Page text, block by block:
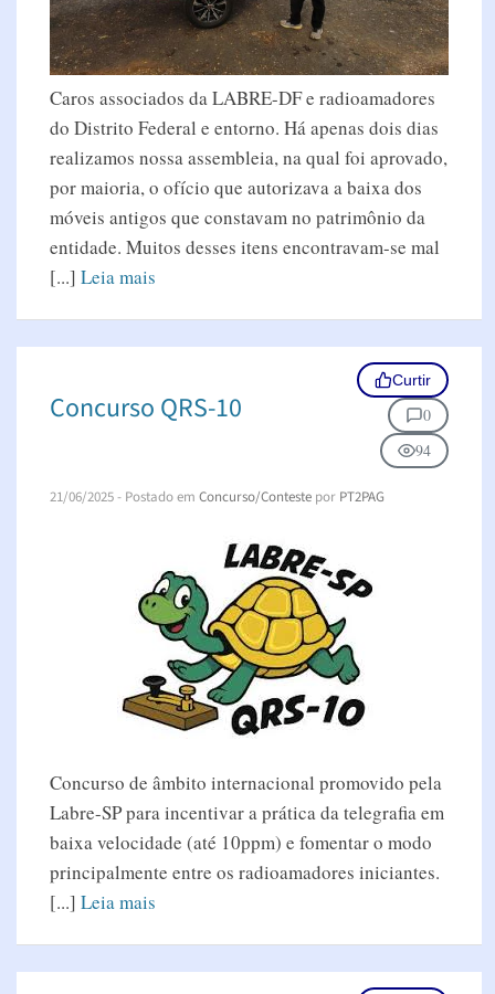
Caros associados da LABRE-DF e radioamadores
do Distrito Federal e entorno. Há apenas dois dias
realizamos nossa assembleia, na qual foi aprovado,
por maioria, o ofício que autorizava a baixa dos
móveis antigos que constavam no patrimônio da
entidade. Muitos desses itens encontravam-se mal
[...] Leia mais
Concurso QRS-10
Curtir
0
94
21/06/2025- Postado em Concurso/Conteste por PT2PAG
Concurso de âmbito internacional promovido pela
Labre-SP para incentivar a prática da telegrafia em
baixa velocidade (até 10ppm) e fomentar o modo
principalmente entre os radioamadores iniciantes.
[...] Leia mais